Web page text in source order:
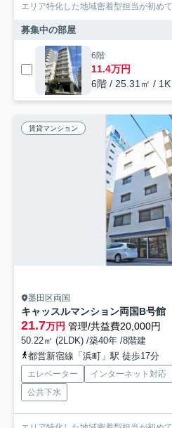
エリア特化した地域密着型担当が初め
募集中の部屋
6階
11.4万円
6階 / 25.31㎡ / 1K
賃貸マンション
墨田区両国
キャッスルマンション両国B号館
21.7万円 管理/共益費20,000円
50.22㎡ (2LDK) /築40年 /8階建
都営新宿線「浜町」駅 徒歩17分
エレベーター インターネット対応
公共下水